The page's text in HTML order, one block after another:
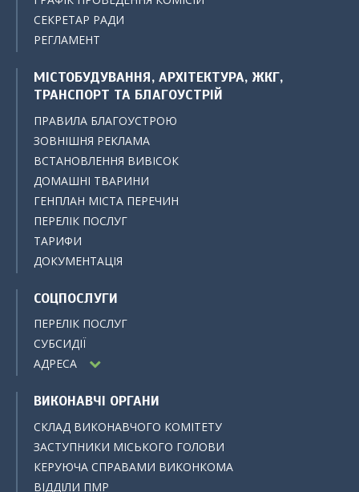
СЕКРЕТАР РАДИ
РЕГЛАМЕНТ
МІСТОБУДУВАННЯ, АРХІТЕКТУРА, ЖКГ,
ТРАНСПОРТ ТА БЛАГОУСТРІЙ
ПРАВИЛА БЛАГОУСТРОЮ
ЗОВНІШНЯ РЕКЛАМА
ВСТАНОВЛЕННЯ ВИВІСОК
ДОМАШНІ ТВАРИНИ
ГЕНПЛАН МІСТА ПЕРЕЧИН
ПЕРЕЛІК ПОСЛУГ
ТАРИФИ
ДОКУМЕНТАЦІЯ
СОЦПОСЛУГИ
ПЕРЕЛІК ПОСЛУГ
СУБСИДІЇ
АДРЕСА
ВИКОНАВЧІ ОРГАНИ
СКЛАД ВИКОНАВЧОГО КОМІТЕТУ
ЗАСТУПНИКИ МІСЬКОГО ГОЛОВИ
КЕРУЮЧА СПРАВАМИ ВИКОНКОМА
ВІДДІЛИ ПМР